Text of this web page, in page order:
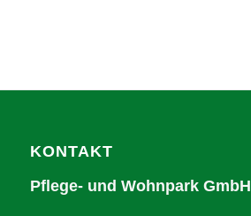
KONTAKT
Pflege- und Wohnpark GmbH